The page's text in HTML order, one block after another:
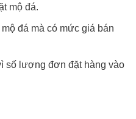
mộ đá.
đá mà có mức giá bán
số lượng đơn đặt hàng vào